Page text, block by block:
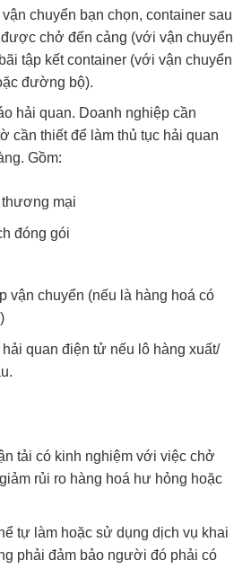
chuyển bạn chọn, container sau
chở đến cảng (với vận chuyển
tập kết container (với vận chuyển
đường bộ).
hải quan. Doanh nghiệp cần
cần thiết để làm thủ tục hải quan
Gồm:
mại
đóng gói
vận chuyển (nếu là hàng hoá có
hải quan điện tử nếu lô hàng xuất/
tải có kinh nghiệm với việc chở
rủi ro hàng hoá hư hỏng hoặc
tự làm hoặc sử dụng dịch vụ khai
phải đảm bảo người đó phải có